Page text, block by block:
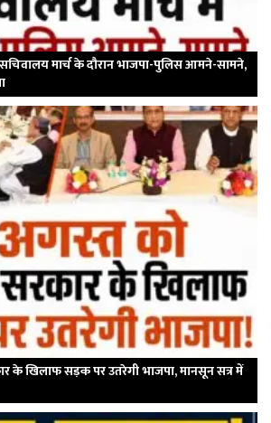
मार्च के दौरान भाजपा-पुलिस आमने-सामने,
के खिलाफ सड़क पर उतरेगी भाजपा, मानसून सत्र में